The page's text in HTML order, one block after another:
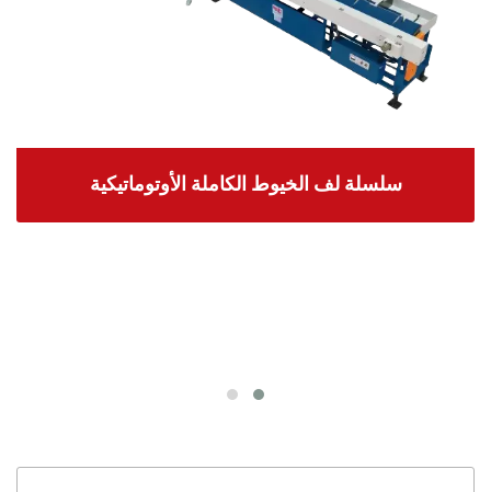
سلسلة لف الخيوط الكاملة الأوتوماتيكية